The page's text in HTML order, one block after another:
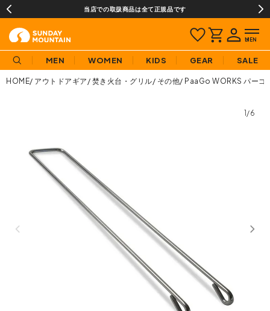
当店での取扱商品は全て正規品です
MEN WOMEN KIDS GEAR SALE
HOME アウトドアギア 焚き火台・グリル その他 PaaGo WORKS パーゴ
1/6